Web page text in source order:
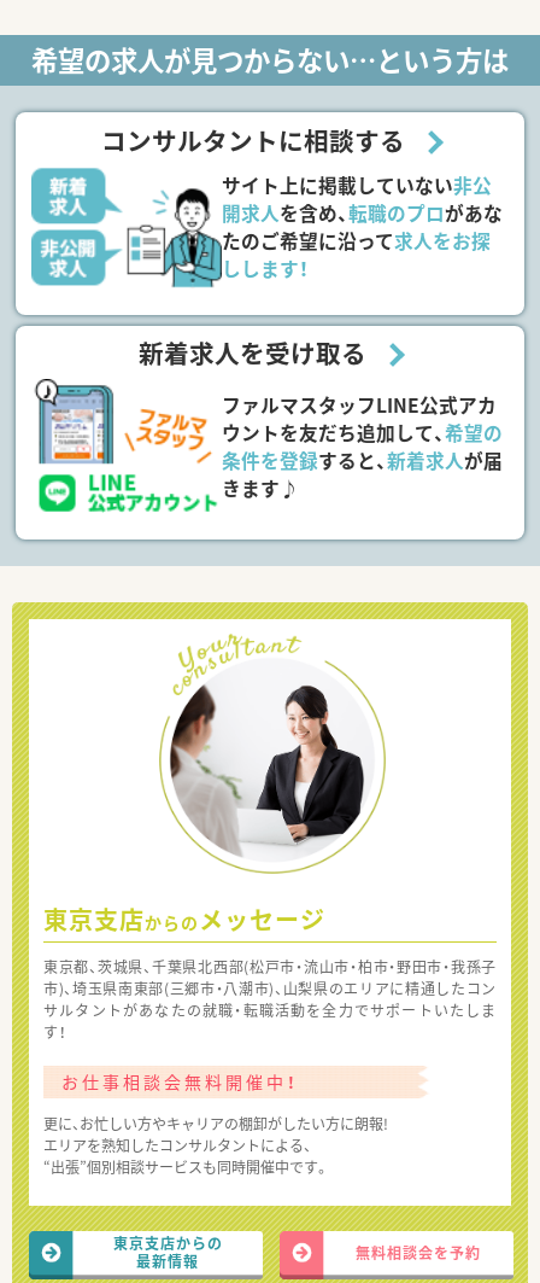
希望の求人が見つからない…という方は
コンサルタントに相談する
サイト上に掲載していない非公
開求人を含め、転職のプロがあな
たのご希望に沿って求人をお探
しします！
新着求人を受け取る
ファルマスタッフLINE公式アカ
ウントを友だち追加して、希望の
条件を登録すると、新着求人が届
きます♪
東京支店からの メッセージ
東京都、茨城県、千葉県北西部(松戸市・流山市・柏市・野田市・我孫子
市)、埼玉県南東部(三郷市・八潮市)、山梨県のエリアに精通したコン
サルタントがあなたの就職・転職活動を全力でサポートいたしま
す！
お仕事相談会無料開催中！
更に、お忙しい方やキャリアの棚卸がしたい方に朗報!
エリアを熟知したコンサルタントによる、
“出張”個別相談サービスも同時開催中です。
東京支店からの
最新情報
無料相談会を予約